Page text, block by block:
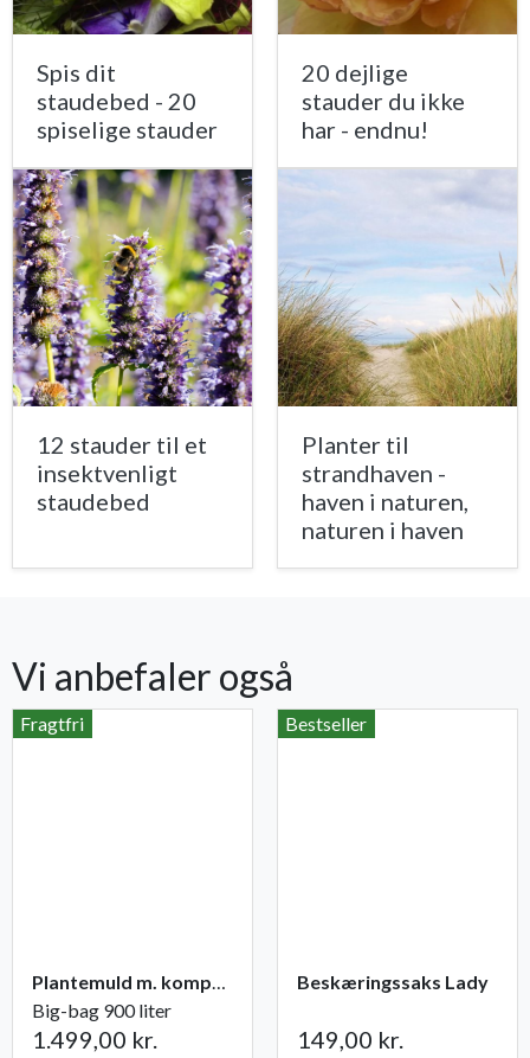
Spis dit
staudebed - 20
spiselige stauder
20 dejlige
stauder du ikke
har - endnu!
12 stauder til et
insektvenligt
staudebed
Planter til
strandhaven -
haven i naturen,
naturen i haven
Vi anbefaler også
Fragtfri
Plantemuld m. kompost fra Champost
Big-bag 900 liter
1.499,00 kr.
Bestseller
Beskæringssaks Lady
149,00 kr.